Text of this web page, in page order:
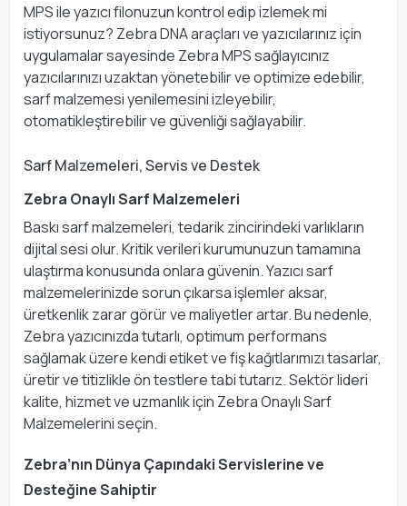
MPS ile yazıcı filonuzun kontrol edip izlemek mi
istiyorsunuz? Zebra DNA araçları ve yazıcılarınız için
uygulamalar sayesinde Zebra MPS sağlayıcınız
yazıcılarınızı uzaktan yönetebilir ve optimize edebilir,
sarf malzemesi yenilemesini izleyebilir,
otomatikleştirebilir ve güvenliği sağlayabilir.
Sarf Malzemeleri, Servis ve Destek
Zebra Onaylı Sarf Malzemeleri
Baskı sarf malzemeleri, tedarik zincirindeki varlıkların
dijital sesi olur. Kritik verileri kurumunuzun tamamına
ulaştırma konusunda onlara güvenin. Yazıcı sarf
malzemelerinizde sorun çıkarsa işlemler aksar,
üretkenlik zarar görür ve maliyetler artar. Bu nedenle,
Zebra yazıcınızda tutarlı, optimum performans
sağlamak üzere kendi etiket ve fiş kağıtlarımızı tasarlar,
üretir ve titizlikle ön testlere tabi tutarız. Sektör lideri
kalite, hizmet ve uzmanlık için Zebra Onaylı Sarf
Malzemelerini seçin.
Zebra’nın Dünya Çapındaki Servislerine ve
Desteğine Sahiptir